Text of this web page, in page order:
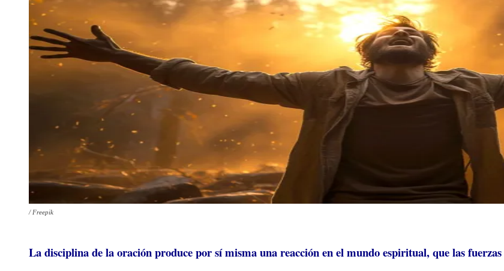
/ Freepik
La disciplina de la oración produce por sí misma una reacción en el mundo espiritual, que las